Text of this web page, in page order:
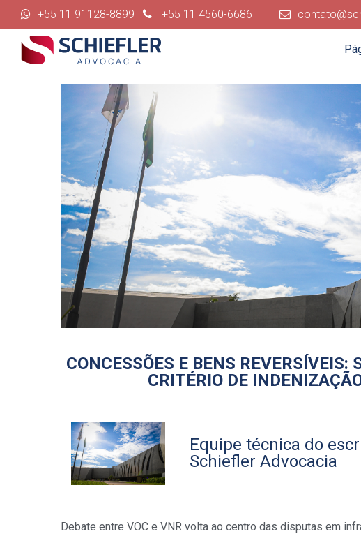
+55 11 91128-8899 +55 11 4560-6686
CONCESSÕES E BENS
CRITÉRIO DE
Equipe técnica do
Schiefler Advocacia
Debate entre VOC e VNR volta ao centro das disputas em